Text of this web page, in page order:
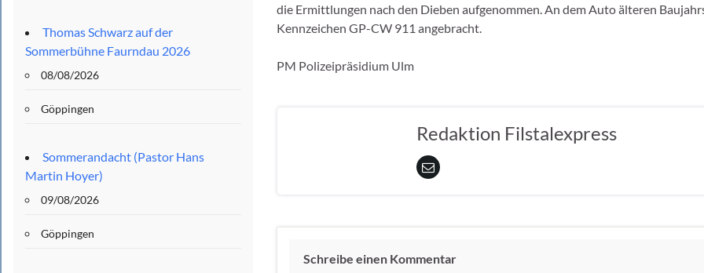
die Ermittlungen nach den Dieben aufgenommen. An dem Auto älteren
Kennzeichen GP-CW 911 angebracht.
PM Polizeipräsidium Ulm
Redaktion Filstalexpress
Schreibe einen Kommentar
Thomas Schwarz auf der
Sommerbühne Faurndau 2026
08/08/2026
Göppingen
Sommerandacht (Pastor Hans
Martin Hoyer)
09/08/2026
Göppingen